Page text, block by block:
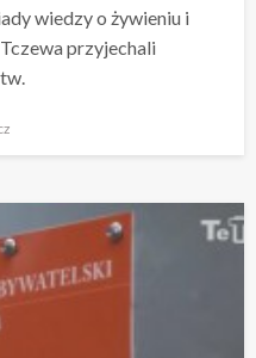
wiedzy o żywieniu i
przyjechali